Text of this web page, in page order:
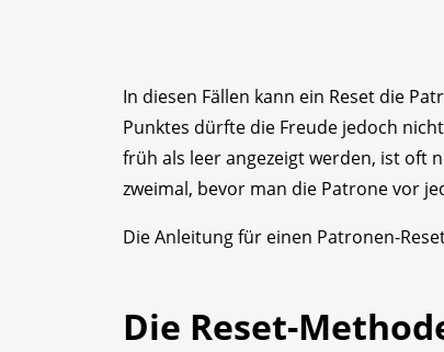
In diesen Fällen kann ein Reset die
Punktes dürfte die Freude jedoch
früh als leer angezeigt werden, ist oft
zweimal, bevor man die Patrone vor
Die Anleitung für einen Patronen-
Die Reset-